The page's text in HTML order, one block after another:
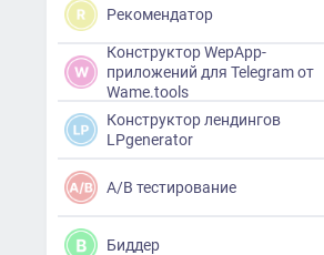
Рекомендатор
Конструктор WepApp-
приложений для Telegram от
Wame.tools
Конструктор лендингов
LPgenerator
A/B тестирование
Биддер